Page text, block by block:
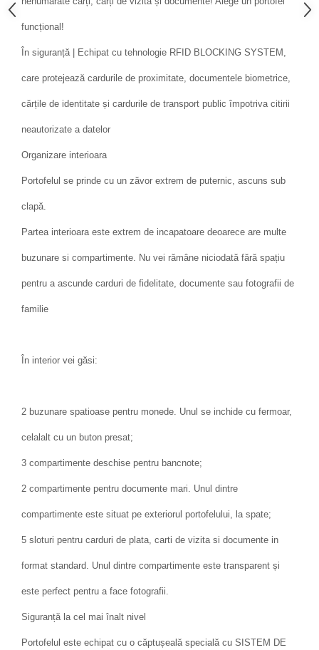
funcțional!
În siguranță | Echipat cu tehnologie RFID BLOCKING SYSTEM,
care protejează cardurile de proximitate, documentele biometrice,
cărțile de identitate și cardurile de transport public împotriva citirii
neautorizate a datelor
Organizare interioara
Portofelul se prinde cu un zăvor extrem de puternic, ascuns sub
clapă.
Partea interioara este extrem de incapatoare deoarece are multe
buzunare si compartimente. Nu vei rămâne niciodată fără spațiu
pentru a ascunde carduri de fidelitate, documente sau fotografii de
familie
În interior vei găsi:
2 buzunare spatioase pentru monede. Unul se inchide cu fermoar,
celalalt cu un buton presat;
3 compartimente deschise pentru bancnote;
2 compartimente pentru documente mari. Unul dintre
compartimente este situat pe exteriorul portofelului, la spate;
5 sloturi pentru carduri de plata, carti de vizita si documente in
format standard. Unul dintre compartimente este transparent și
este perfect pentru a face fotografii.
Siguranță la cel mai înalt nivel
Portofelul este echipat cu o căptușeală specială cu SISTEM DE